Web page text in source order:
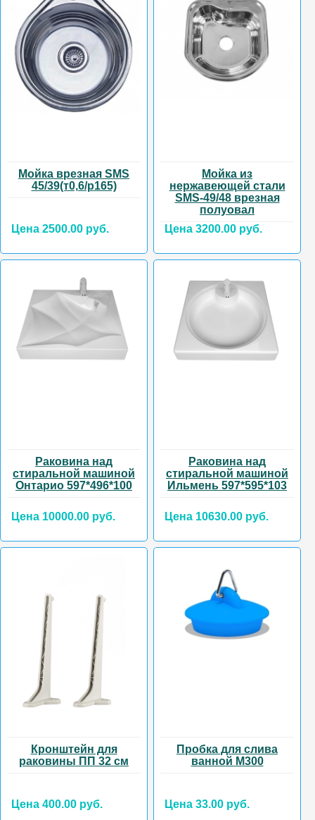
Мойка врезная SMS
45/39(т0,6/р165)
Цена 2500.00 руб.
Мойка из
нержавеющей стали
SMS-49/48 врезная
полуовал
Цена 3200.00 руб.
Раковина над
стиральной машиной
Онтарио 597*496*100
Цена 10000.00 руб.
Раковина над
стиральной машиной
Ильмень 597*595*103
Цена 10630.00 руб.
Кронштейн для
раковины ПП 32 см
Цена 400.00 руб.
Пробка для слива
ванной М300
Цена 33.00 руб.